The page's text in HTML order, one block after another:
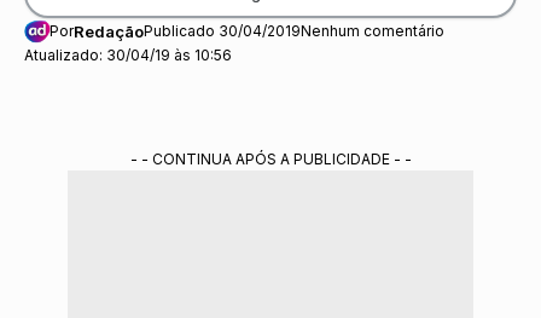
Atualizado: 30/04/19 às 10:56
PorRedaçãoPublicado 30/04/2019Nenhum comentário
- - CONTINUA APÓS A PUBLICIDADE - -